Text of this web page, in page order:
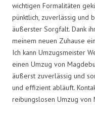
wichtigen Formalitäten
pünktlich, zuverlässig und
äußerster Sorgfalt. Dank
meinem neuen Zuhause
Ich kann Umzugsmeister
einen Umzug von
äußerst zuverlässig und
und effizient abläuft.
reibungslosen Umzug von